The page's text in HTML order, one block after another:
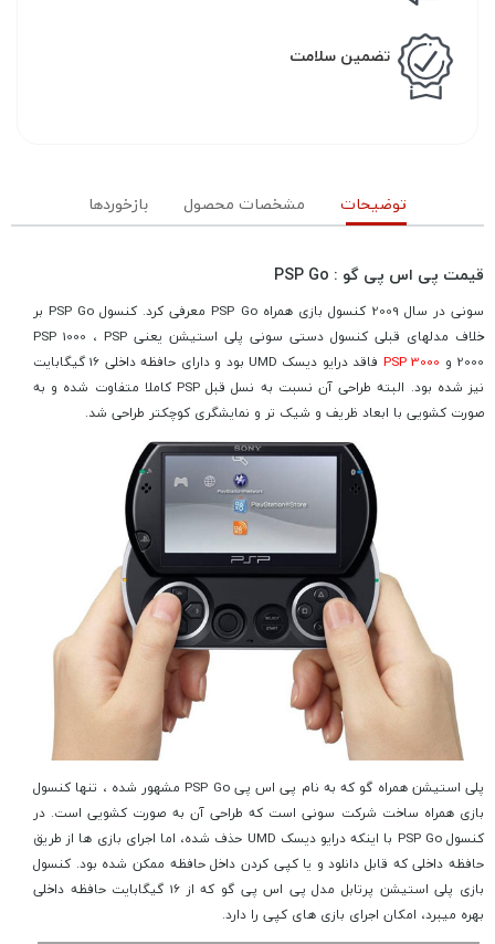
تضمین سلامت
توضیحات مشخصات محصول بازخوردها
قیمت پی اس پی گو : PSP Go
سونی در سال 2009 کنسول بازی همراه PSP Go معرفی کرد. کنسول PSP Go بر
خلاف مدلهای قبلی کنسول دستی سونی پلی استیشن یعنی PSP 1000 ، PSP
2000 و
PSP 3000
فاقد درایو دیسک UMD بود و دارای حافظه داخلی 16 گیگابایت
نیز شده بود. البته طراحی آن نسبت به نسل قبل PSP کاملا متفاوت شده و به
صورت کشویی با ابعاد ظریف و شیک تر و نمایشگری کوچکتر طراحی شد.
پلی استیشن همراه گو که به نام پی اس پی PSP Go مشهور شده ، تنها کنسول
بازی همراه ساخت شرکت سونی است که طراحی آن به صورت کشویی است. در
کنسول PSP Go با اینکه درایو دیسک UMD حذف شده، اما اجرای بازی ها از طریق
حافظه داخلی که قابل دانلود و یا کپی کردن داخل حافظه ممکن شده بود. کنسول
بازی پلی استیشن پرتابل مدل پی اس پی گو که از 16 گیگابایت حافظه داخلی
بهره میبرد، امکان اجرای بازی های کپی را دارد.